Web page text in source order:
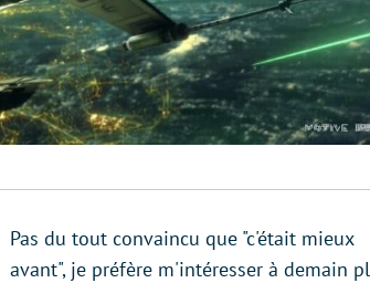
Pas du tout convaincu que "c'était mieux
avant", je préfère m'intéresser à demain